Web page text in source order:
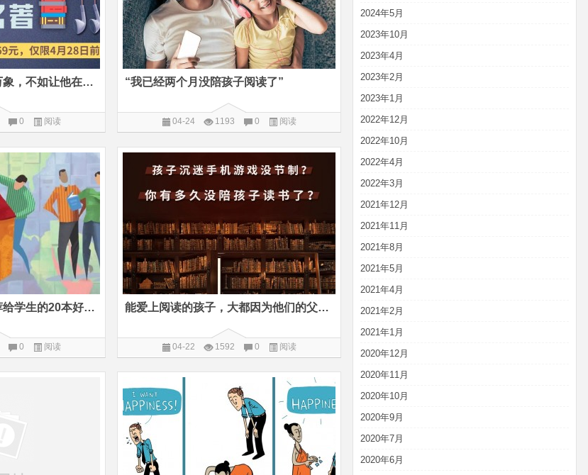
2024年5月
2023年10月
2023年4月
2023年2月
2023年1月
2022年12月
2022年10月
2022年4月
2022年3月
2021年12月
2021年11月
2021年8月
2021年5月
2021年4月
2021年2月
2021年1月
2020年12月
2020年11月
2020年10月
2020年9月
2020年7月
2020年6月
与其给孩子灌输社会万象，不如让他在名著中感受人生
0 阅读
“我已经两个月没陪孩子阅读了”
04-24 1193 0 阅读
美国顶级私立中学推荐给学生的20本好书，对应的电影资源都在这里
0 阅读
能爱上阅读的孩子，大都因为他们的父母做了这件事
04-22 1592 0 阅读